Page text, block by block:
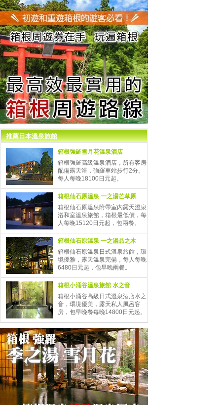
推薦日本溫泉旅館
箱根強羅雪月花溫泉酒店
箱根強羅高級溫泉酒店，所有客房
配備露天浴，強羅車站步行2分。
每人每晚18100日元起。
箱根仙石原溫泉 一之湯芒草原
箱根仙石原溫泉附帶室內露天溫泉
浴和室溫泉旅館，箱根最低價，每
人每晚15120日元起，包兩餐。
箱根仙石原溫泉 一之湯品之木
箱根仙石原溫泉日式溫泉旅館，環
境優雅，露天溫泉完備，每人每晚
6480日元起，包早晚兩餐。
箱根小涌谷溫泉旅館 水之音
箱根小涌谷高級日式溫泉酒店水之
音，環境優美，露天私人風呂客
房，包早晚餐每晚14800日元起。